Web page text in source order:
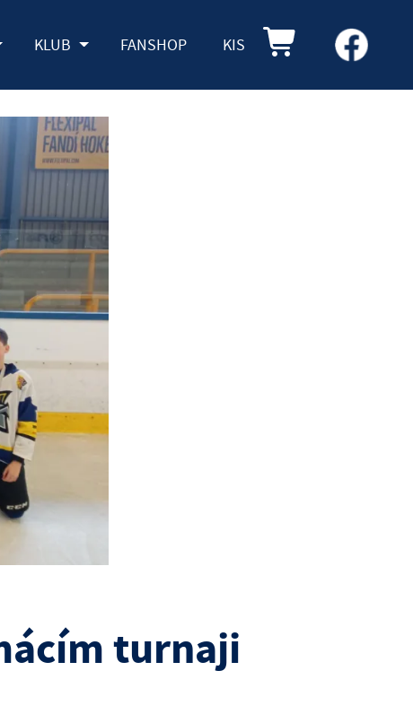
KLUB FANSHOP KIS
turnaji